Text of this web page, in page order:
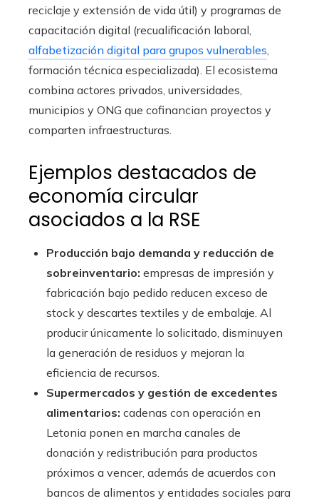
reciclaje y extensión de vida útil) y programas de
capacitación digital (recualificación laboral,
alfabetización digital para grupos vulnerables,
formación técnica especializada). El ecosistema
combina actores privados, universidades,
municipios y ONG que cofinancian proyectos y
comparten infraestructuras.
Ejemplos destacados de
economía circular
asociados a la RSE
Producción bajo demanda y reducción de
sobreinventario: empresas de impresión y
fabricación bajo pedido reducen exceso de
stock y descartes textiles y de embalaje. Al
producir únicamente lo solicitado, disminuyen
la generación de residuos y mejoran la
eficiencia de recursos.
Supermercados y gestión de excedentes
alimentarios: cadenas con operación en
Letonia ponen en marcha canales de
donación y redistribución para productos
próximos a vencer, además de acuerdos con
bancos de alimentos y entidades sociales para